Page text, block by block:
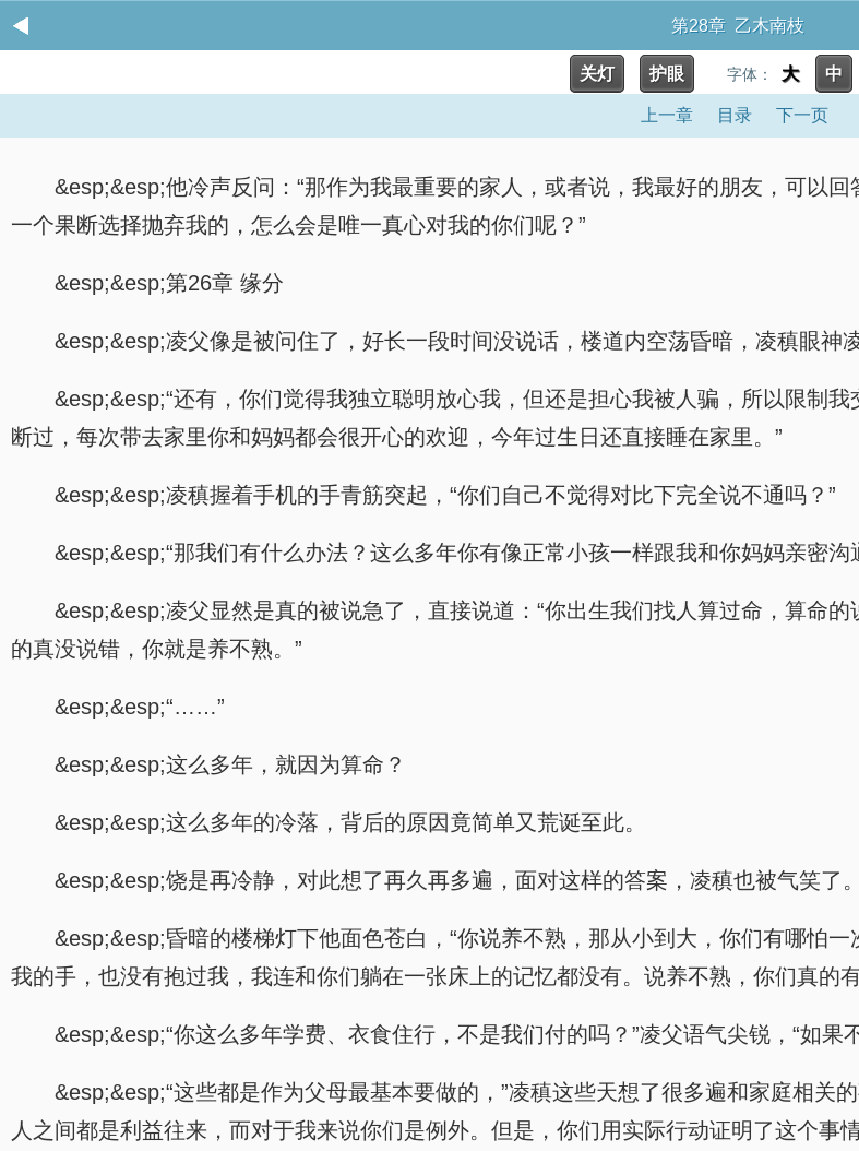
第28章 乙木南枝
关灯 护眼 字体： 大 中
上一章 目录 下一页
&esp;&esp;他冷声反问：“那作为我最重要的家人，或者说，我最好的朋友，可以
一个果断选择抛弃我的，怎么会是唯一真心对我的你们呢？”
&esp;&esp;第26章 缘分
&esp;&esp;凌父像是被问住了，好长一段时间没说话，楼道内空荡昏暗，凌稹眼神凌
&esp;&esp;“还有，你们觉得我独立聪明放心我，但还是担心我被人骗，所以限制
断过，每次带去家里你和妈妈都会很开心的欢迎，今年过生日还直接睡在家里。”
&esp;&esp;凌稹握着手机的手青筋突起，“你们自己不觉得对比下完全说不通吗？”
&esp;&esp;“那我们有什么办法？这么多年你有像正常小孩一样跟我和你妈妈亲密沟
&esp;&esp;凌父显然是真的被说急了，直接说道：“你出生我们找人算过命，算命
的真没说错，你就是养不熟。”
&esp;&esp;“……”
&esp;&esp;这么多年，就因为算命？
&esp;&esp;这么多年的冷落，背后的原因竟简单又荒诞至此。
&esp;&esp;饶是再冷静，对此想了再久再多遍，面对这样的答案，凌稹也被气笑了。
&esp;&esp;昏暗的楼梯灯下他面色苍白，“你说养不熟，那从小到大，你们有哪怕
我的手，也没有抱过我，我连和你们躺在一张床上的记忆都没有。说养不熟，你们真的
&esp;&esp;“你这么多年学费、衣食住行，不是我们付的吗？”凌父语气尖锐，“如
&esp;&esp;“这些都是作为父母最基本要做的，”凌稹这些天想了很多遍和家庭相关
人之间都是利益往来，而对于我来说你们是例外。但是，你们用实际行动证明了这个